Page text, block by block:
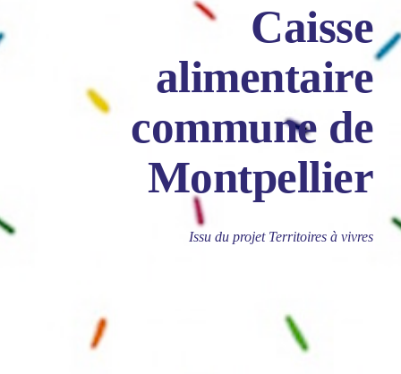
Caisse
alimentaire
commune de
Montpellier
Issu du projet Territoires à vivres